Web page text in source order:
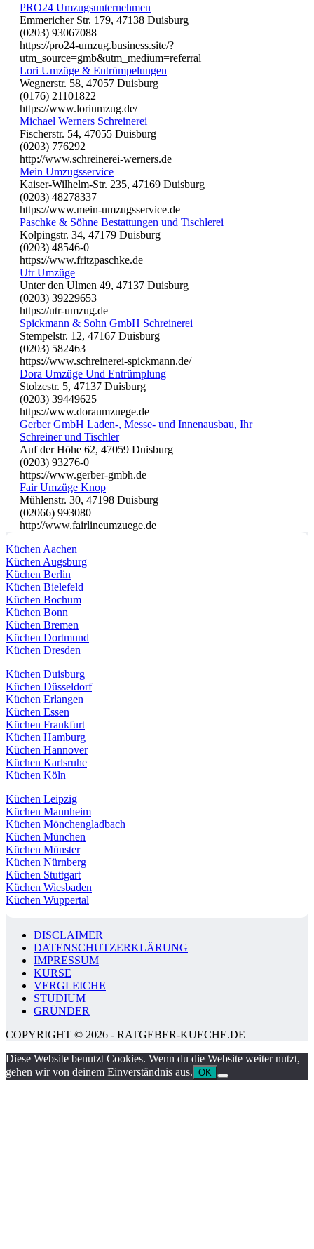
PRO24 Umzugsunternehmen
Emmericher Str. 179, 47138 Duisburg
(0203) 93067088
https://pro24-umzug.business.site/?
utm_source=gmb&utm_medium=referral
Lori Umzüge & Entrümpelungen
Wegnerstr. 58, 47057 Duisburg
(0176) 21101822
https://www.loriumzug.de/
Michael Werners Schreinerei
Fischerstr. 54, 47055 Duisburg
(0203) 776292
http://www.schreinerei-werners.de
Mein Umzugsservice
Kaiser-Wilhelm-Str. 235, 47169 Duisburg
(0203) 48278337
https://www.mein-umzugsservice.de
Paschke & Söhne Bestattungen und Tischlerei
Kolpingstr. 34, 47179 Duisburg
(0203) 48546-0
https://www.fritzpaschke.de
Utr Umzüge
Unter den Ulmen 49, 47137 Duisburg
(0203) 39229653
https://utr-umzug.de
Spickmann & Sohn GmbH Schreinerei
Stempelstr. 12, 47167 Duisburg
(0203) 582463
https://www.schreinerei-spickmann.de/
Dora Umzüge Und Entrümplung
Stolzestr. 5, 47137 Duisburg
(0203) 39449625
https://www.doraumzuege.de
Gerber GmbH Laden-, Messe- und Innenausbau, Ihr
Schreiner und Tischler
Auf der Höhe 62, 47059 Duisburg
(0203) 93276-0
https://www.gerber-gmbh.de
Fair Umzüge Knop
Mühlenstr. 30, 47198 Duisburg
(02066) 993080
http://www.fairlineumzuege.de
Küchen Aachen
Küchen Augsburg
Küchen Berlin
Küchen Bielefeld
Küchen Bochum
Küchen Bonn
Küchen Bremen
Küchen Dortmund
Küchen Dresden
Küchen Duisburg
Küchen Düsseldorf
Küchen Erlangen
Küchen Essen
Küchen Frankfurt
Küchen Hamburg
Küchen Hannover
Küchen Karlsruhe
Küchen Köln
Küchen Leipzig
Küchen Mannheim
Küchen Mönchengladbach
Küchen München
Küchen Münster
Küchen Nürnberg
Küchen Stuttgart
Küchen Wiesbaden
Küchen Wuppertal
DISCLAIMER
DATENSCHUTZERKLÄRUNG
IMPRESSUM
KURSE
VERGLEICHE
STUDIUM
GRÜNDER
COPYRIGHT © 2026 - RATGEBER-KUECHE.DE
Diese Website benutzt Cookies. Wenn du die Website weiter nutzt,
gehen wir von deinem Einverständnis aus. OK